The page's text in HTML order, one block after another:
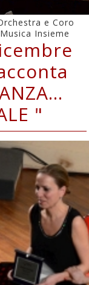
e Coro
Insieme
"